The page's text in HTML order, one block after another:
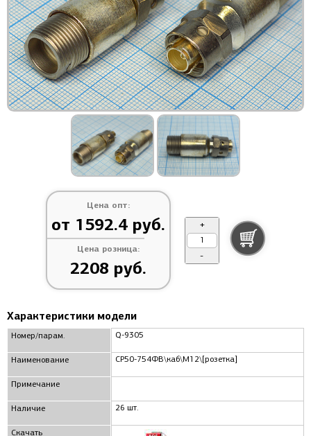
Цена опт:
от 1592.4 руб.
Цена розница:
2208 руб.
+
-
Характеристики модели
Номер/парам.
Наименование
Примечание
Наличие
Скачать
Q-9305
СР50-754ФВ\каб\М12\[розетка]
26 шт.